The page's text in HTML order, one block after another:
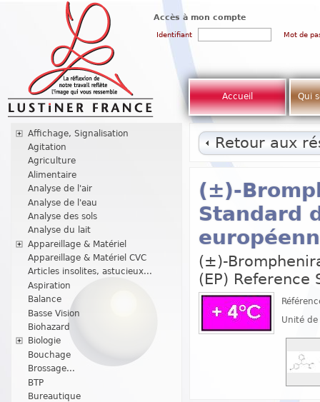
Accès à mon compte
Identifiant Mot de
Accueil Qui
Affichage, Signalisation
Agitation
Agriculture
Alimentaire
Analyse de l'air
Analyse de l'eau
Analyse des sols
Analyse du lait
Appareillage & Matériel
Appareillage & Matériel CVC
Articles insolites, astucieux...
Aspiration
Balance
Basse Vision
Biohazard
Biologie
Bouchage
Brossage...
BTP
Bureautique
Retour aux
(±)-
Standard
(±)-
(EP) Reference
Unité